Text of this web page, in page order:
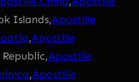
Islands,Apostille
,Apostille
Apostille
,Apostille